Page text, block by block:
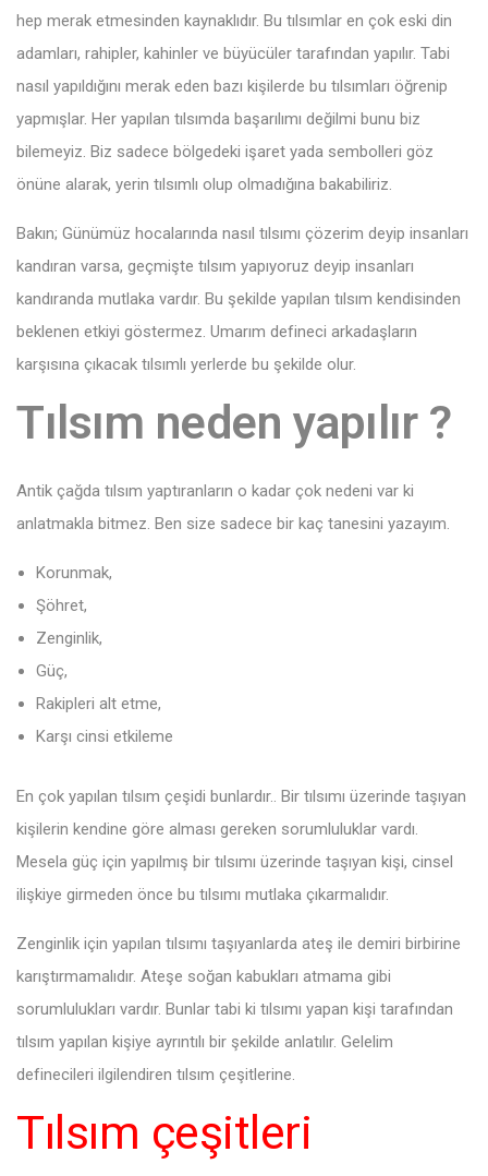
hep merak etmesinden kaynaklıdır. Bu tılsımlar en çok eski din
adamları, rahipler, kahinler ve büyücüler tarafından yapılır. Tabi
nasıl yapıldığını merak eden bazı kişilerde bu tılsımları öğrenip
yapmışlar. Her yapılan tılsımda başarılımı değilmi bunu biz
bilemeyiz. Biz sadece bölgedeki işaret yada sembolleri göz
önüne alarak, yerin tılsımlı olup olmadığına bakabiliriz.
Bakın; Günümüz hocalarında nasıl tılsımı çözerim deyip insanları
kandıran varsa, geçmişte tılsım yapıyoruz deyip insanları
kandıranda mutlaka vardır. Bu şekilde yapılan tılsım kendisinden
beklenen etkiyi göstermez. Umarım defineci arkadaşların
karşısına çıkacak tılsımlı yerlerde bu şekilde olur.
Tılsım neden yapılır ?
Antik çağda tılsım yaptıranların o kadar çok nedeni var ki
anlatmakla bitmez. Ben size sadece bir kaç tanesini yazayım.
Korunmak,
Şöhret,
Zenginlik,
Güç,
Rakipleri alt etme,
Karşı cinsi etkileme
En çok yapılan tılsım çeşidi bunlardır.. Bir tılsımı üzerinde taşıyan
kişilerin kendine göre alması gereken sorumluluklar vardı.
Mesela güç için yapılmış bir tılsımı üzerinde taşıyan kişi, cinsel
ilişkiye girmeden önce bu tılsımı mutlaka çıkarmalıdır.
Zenginlik için yapılan tılsımı taşıyanlarda ateş ile demiri birbirine
karıştırmamalıdır. Ateşe soğan kabukları atmama gibi
sorumlulukları vardır. Bunlar tabi ki tılsımı yapan kişi tarafından
tılsım yapılan kişiye ayrıntılı bir şekilde anlatılır. Gelelim
definecileri ilgilendiren tılsım çeşitlerine.
Tılsım çeşitleri